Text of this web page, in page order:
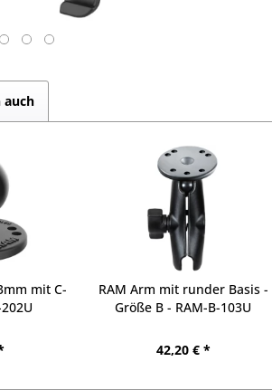
auch
mit C-
RAM Arm mit runder Basis -
Größe B - RAM-B-103U
42,20 € *